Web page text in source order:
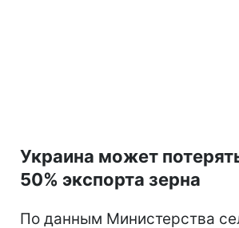
Украина может
50% экспорта зерна
По данным Министерства